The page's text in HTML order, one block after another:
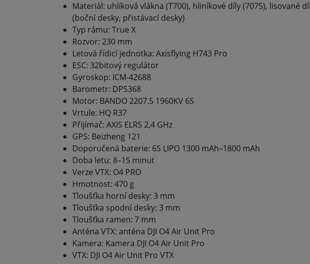
Materiál: uhlíková vlákna (T700), hliníkové díly (7075), lisované
(boční desky, přistávací desky)
Typ rámu: True X
Rozvor: 230 mm
Letová řídicí jednotka: Axisflying H743 Pro
ESC: 32bitový regulátor
Gyroskop: ICM-42688
Barometr: DPS368
Motor: BANDO 2207.5 1960KV 6S
Vrtule: HQ R37
Přijímač: AXIS ELRS 2,4 GHz
GPS: Beizheng 121
Doporučená baterie: 6S LIPO 1300 mAh–1800 mAh
Doba letu: 8–15 minut
Verze VTX: O4 PRO
Hmotnost: 470 g
Tloušťka horní desky: 3 mm
Tloušťka spodní desky: 3 mm
Tloušťka ramen: 7 mm
Anténa VTX: anténa DJI O4 Air Unit Pro
Kamera: Kamera DJI O4 Air Unit Pro
VTX: DJI O4 Air Unit Pro VTX